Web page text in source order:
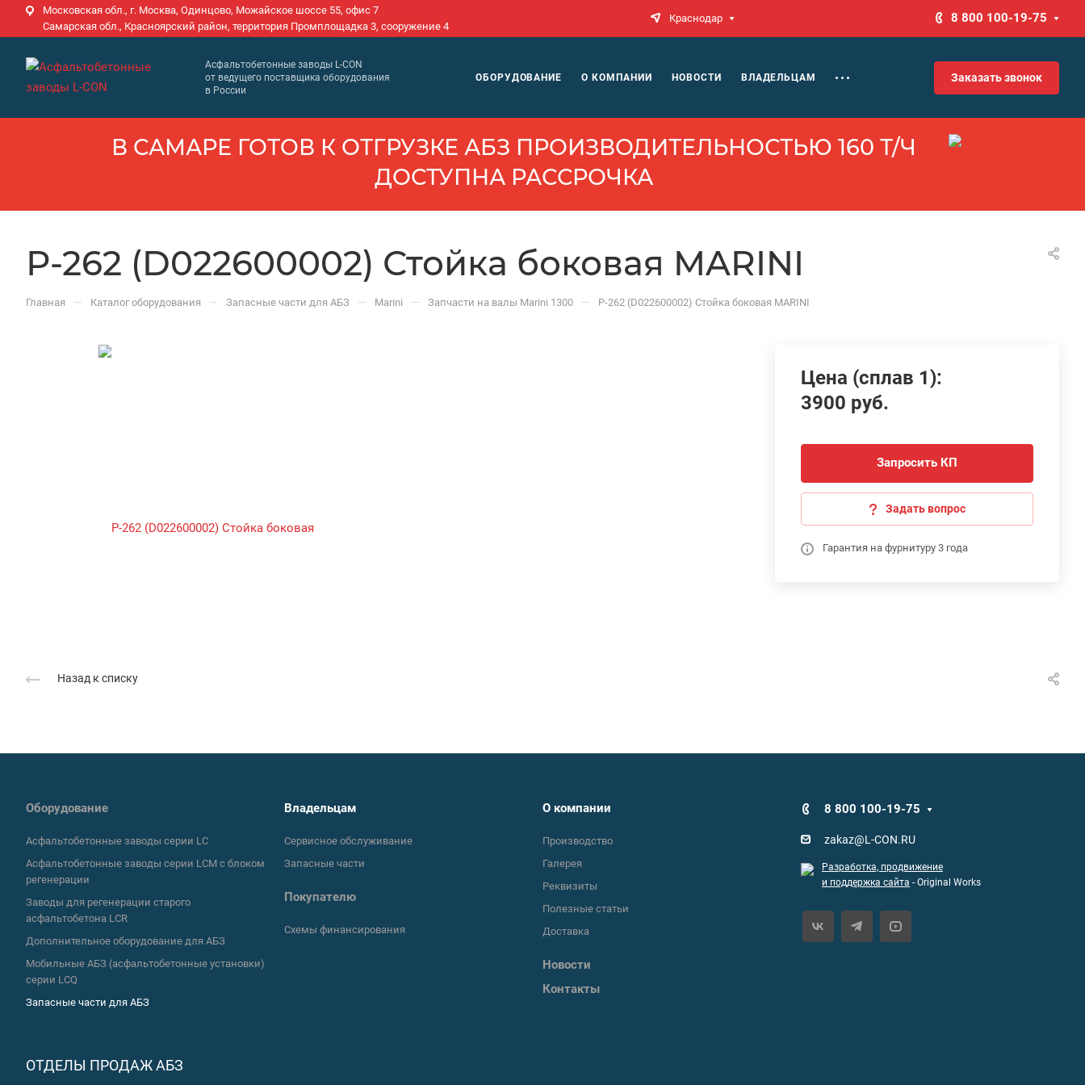
Московская обл., г. Москва, Одинцово, Можайское шоссе 55, офис 7
Самарская обл., Красноярский район, территория Промплощадка 3, сооружение 4
Краснодар 8 800 100-19-75
Асфальтобетонные заводы L-CON
от ведущего поставщика оборудования
в России
ОБОРУДОВАНИЕ О КОМПАНИИ НОВОСТИ ВЛАДЕЛЬЦАМ Заказать звонок
В САМАРЕ ГОТОВ К ОТГРУЗКЕ АБЗ ПРОИЗВОДИ­ТЕЛЬНОСТЬЮ 160 Т/Ч
ДОСТУПНА РАССРОЧКА
Р-262 (D022600002) Стойка боковая MARINI
Главная — Каталог оборудования — Запасные части для АБЗ — Marini — Запчасти на валы Marini 1300 — Р-262 (D022600002) Стойка боковая MARINI
Цена (сплав 1):
3900 руб.
Запросить КП
Задать вопрос
Гарантия на фурнитуру 3 года
Назад к списку
Оборудование
Асфальтобетонные заводы серии LC
Асфальтобетонные заводы серии LCM с блоком
регенерации
Заводы для регенерации старого
асфальтобетона LCR
Дополнительное оборудование для АБЗ
Мобильные АБЗ (асфальтобетонные установки)
серии LCQ
Запасные части для АБЗ
Владельцам
Сервисное обслуживание
Запасные части
Покупателю
Схемы финансирования
О компании
Производство
Галерея
Реквизиты
Полезные статьи
Доставка
Новости
Контакты
8 800 100-19-75
zakaz@L-CON.RU
Разработка, продвижение
и поддержка сайта - Original Works
ОТДЕЛЫ ПРОДАЖ АБЗ